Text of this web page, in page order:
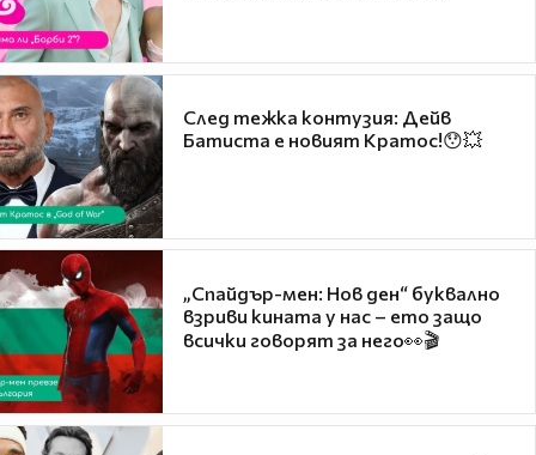
След тежка контузия: Дейв
Батиста е новият Кратос!😯💥
„Спайдър-мен: Нов ден“ буквално
взриви кината у нас – ето защо
всички говорят за него👀🎬